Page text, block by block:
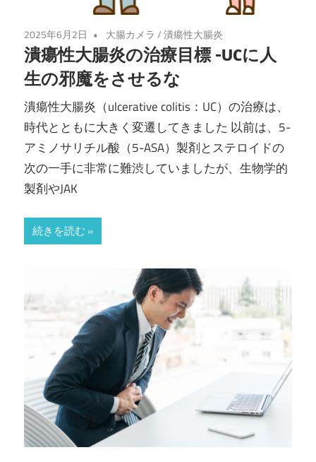
2025年6月2日 大腸カメラ /潰瘍性大腸炎
潰瘍性大腸炎の治療目標 -UCに人
生の邪魔をさせるな
潰瘍性大腸炎（ulcerative colitis：UC）の治療は、
時代とともに大きく変遷してきました 以前は、5-
アミノサリチル酸（5-ASA）製剤とステロイドの
次の一手に非常に難渋していましたが、生物学的
製剤やJAK
続きを読む